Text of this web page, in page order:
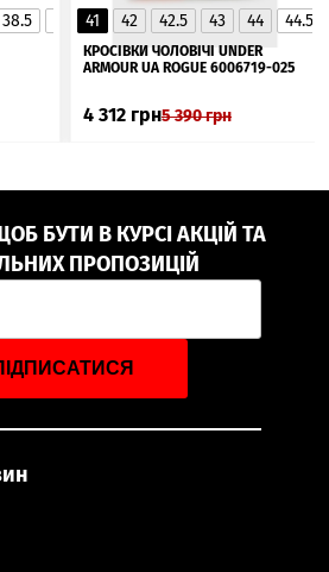
38.5 40 40.5
41
▲
41 42 42.5 43 44 44.5
КРОСІВКИ ЧОЛОВІЧІ UNDER
ARMOUR UA ROGUE 6006719-025
4 312 грн5 390грн
БУТИ В КУРСІ АКЦІЙ ТА
ПРОПОЗИЦІЙ